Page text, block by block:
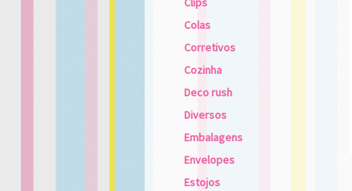
Colas
Corretivos
Cozinha
Deco rush
Diversos
Embalagens
Envelopes
Estojos